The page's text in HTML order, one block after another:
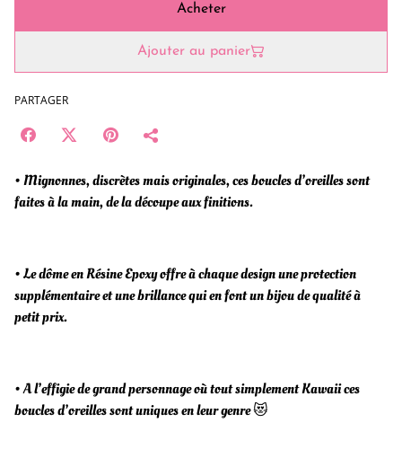
Acheter
Ajouter au panier
PARTAGER
• Mignonnes, discrètes mais originales, ces boucles d’oreilles sont
faites à la main, de la découpe aux finitions.
• Le dôme en Résine Epoxy offre à chaque design une protection
supplémentaire et une brillance qui en font un bijou de qualité à
petit prix.
• A l’effigie de grand personnage où tout simplement Kawaii ces
boucles d’oreilles sont uniques en leur genre 😻